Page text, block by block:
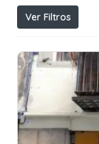
Ver Filtros